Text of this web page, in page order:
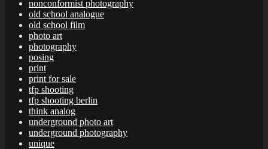
nonconformist photography
old school analogue
old school film
photo art
photography
posing
print
print for sale
tfp shooting
tfp shooting berlin
think analog
underground photo art
underground photography
unique